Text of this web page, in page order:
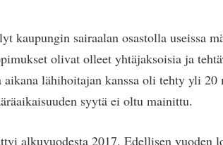
kaupungin sairaalan osastolla useissa
olivat olleet yhtäjaksoisia ja
lähihoitajan kanssa oli tehty yli 20
syytä ei oltu mainittu.
alkuvuodesta 2017. Edellisen vuoden